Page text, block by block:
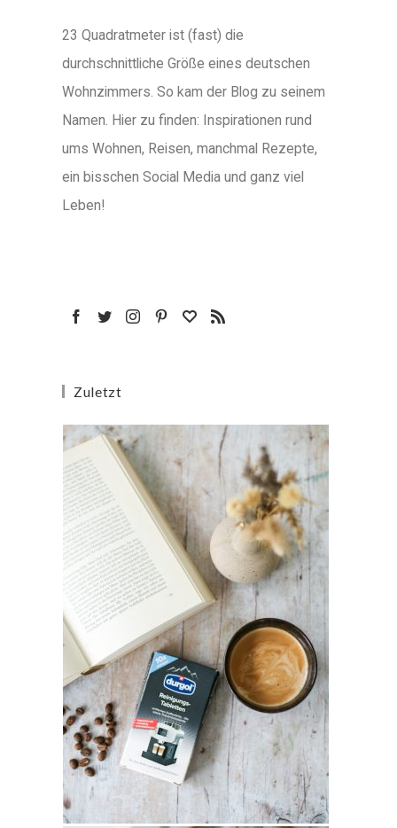
23 Quadratmeter ist (fast) die
durchschnittliche Größe eines deutschen
Wohnzimmers. So kam der Blog zu seinem
Namen. Hier zu finden: Inspirationen rund
ums Wohnen, Reisen, manchmal Rezepte,
ein bisschen Social Media und ganz viel
Leben!
Zuletzt